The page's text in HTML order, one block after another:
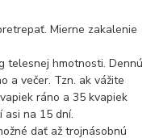
Mierne zakalenie
telesnej hmotnosti. Dennú
a večer. Tzn. ak vážite
ráno a 35 kvapiek
asi na 15 dní.
dať až trojnásobnú